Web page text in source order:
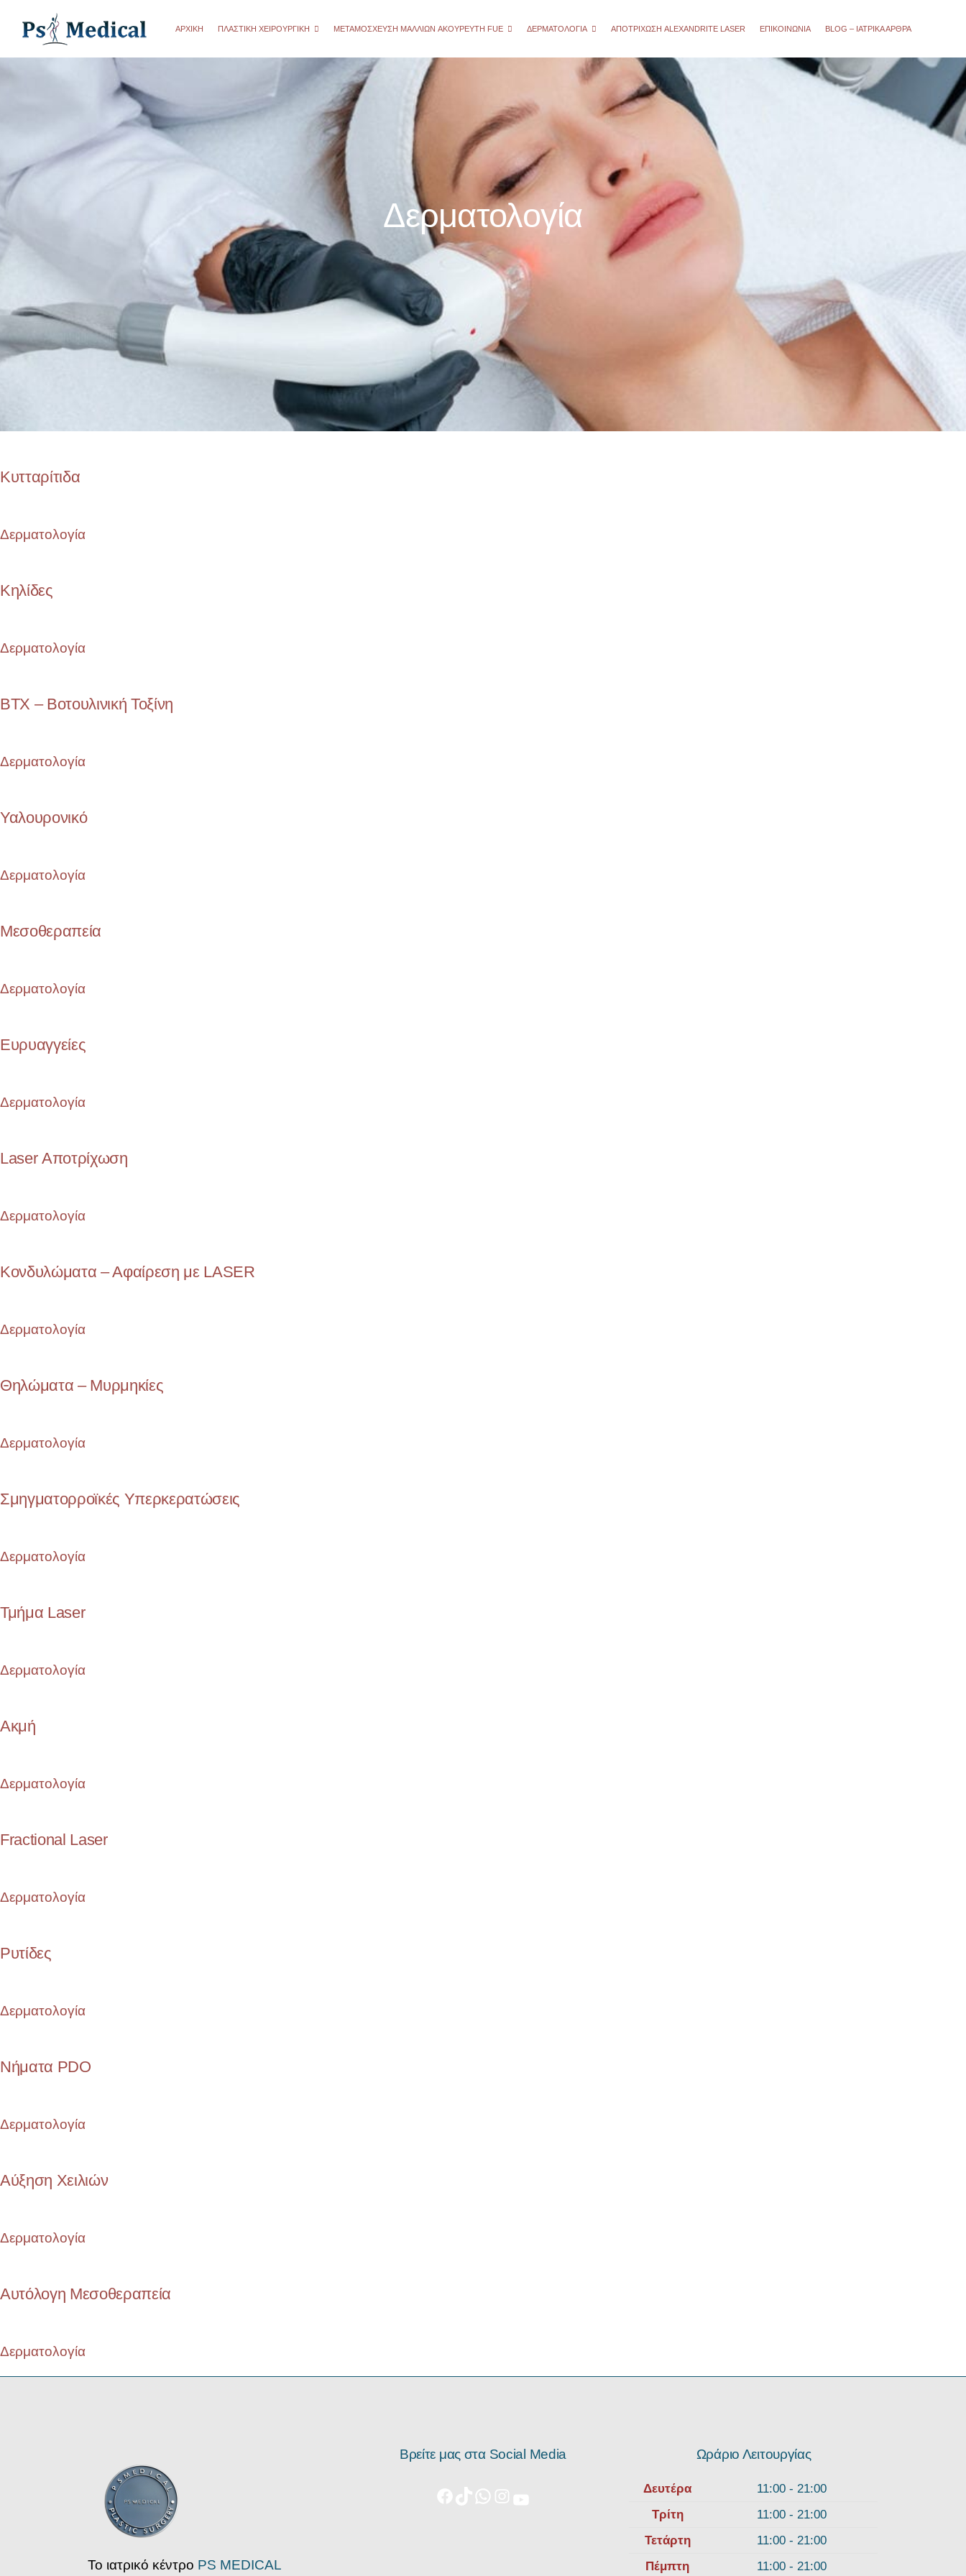
ΑΡΧΙΚΗ ΠΛΑΣΤΙΚΉ ΧΕΙΡΟΥΡΓΙΚΉ ΜΕΤΑΜΌΣΧΕΥΣΗ ΜΑΛΛΙΏΝ AΚΟΎΡΕΥΤΗ FUE ΔΕΡΜΑΤΟΛΟΓΊΑ ΑΠΟΤΡΊΧΩΣΗ ALEXANDRITE LASER ΕΠΙΚΟΙΝΩΝΙΑ BLOG – ΙΑΤΡΙΚΆ ΆΡΘΡΑ
Δερματολογία
Κυτταρίτιδα
Δερματολογία
Κηλίδες
Δερματολογία
BTX – Βοτουλινική Τοξίνη
Δερματολογία
Υαλουρονικό
Δερματολογία
Μεσοθεραπεία
Δερματολογία
Ευρυαγγείες
Δερματολογία
Laser Αποτρίχωση
Δερματολογία
Κονδυλώματα – Αφαίρεση με LASER
Δερματολογία
Θηλώματα – Μυρμηκίες
Δερματολογία
Σμηγματορροϊκές Υπερκερατώσεις
Δερματολογία
Τμήμα Laser
Δερματολογία
Ακμή
Δερματολογία
Fractional Laser
Δερματολογία
Ρυτίδες
Δερματολογία
Νήματα PDO
Δερματολογία
Αύξηση Χειλιών
Δερματολογία
Αυτόλογη Μεσοθεραπεία
Δερματολογία
Το ιατρικό κέντρο PS MEDICAL
Βρείτε μας στα Social Media Ωράριο Λειτουργίας
Δευτέρα
11:00 - 21:00
Τρίτη
11:00 - 21:00
Τετάρτη
11:00 - 21:00
Πέμπτη
11:00 - 21:00